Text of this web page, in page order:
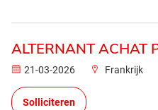
ALTERNANT ACHAT
21-03-2026 Frankrijk
Solliciteren